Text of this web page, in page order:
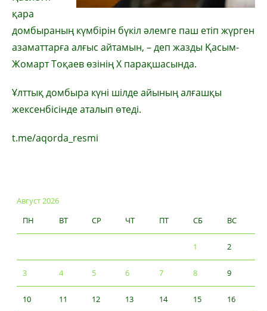
қара
домбыраның күмбірін бүкіл әлемге паш етіп жүрген
азаматтарға алғыс айтамын, – деп жазды Қасым-
Жомарт Тоқаев өзінің X парақшасында.
Ұлттық домбыра күні шілде айының алғашқы
жексенбісінде аталып өтеді.
t.me/aqorda_resmi
Август 2026
ПН
ВТ СР ЧТ ПТ СБ ВС
1 2
3 4 5 6 7 8 9
10 11 12 13 14 15 16